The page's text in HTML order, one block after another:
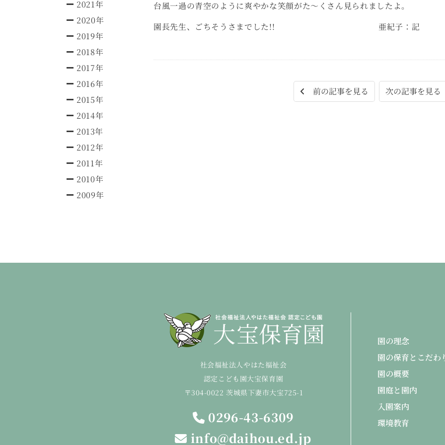
2021年
2020年
2019年
2018年
2017年
2016年
2015年
2014年
2013年
2012年
2011年
2010年
2009年
台風一過の青空のように爽やかな笑顔がた～くさん見られましたよ。
園長先生、ごちそうさまでした!! 亜紀子：記
前の記事を見る 次の記事を見
社会福祉法人やはた福祉会
認定こども園大宝保育園
〒304-0022 茨城県下妻市大宝725-1
0296-43-6309
info@daihou.ed.jp
園の理念
園の保育とこだわ
園の概要
園庭と園内
入園案内
環境教育